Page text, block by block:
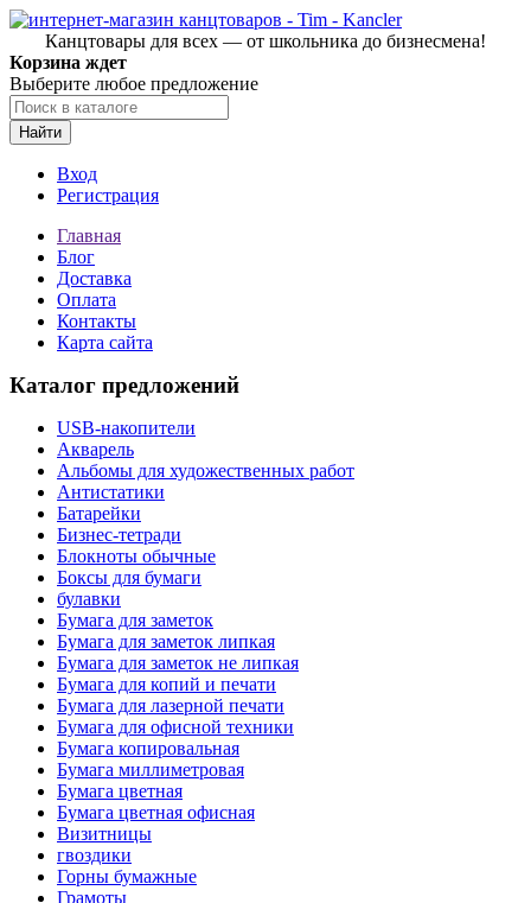
Канцтовары для всех — от школьника до бизнесмена!
Корзина ждет
Выберите любое предложение
Найти
Вход
Регистрация
Главная
Блог
Доставка
Оплата
Контакты
Карта сайта
Каталог предложений
USB-накопители
Акварель
Альбомы для художественных работ
Антистатики
Батарейки
Бизнес-тетради
Блокноты обычные
Боксы для бумаги
булавки
Бумага для заметок
Бумага для заметок липкая
Бумага для заметок не липкая
Бумага для копий и печати
Бумага для лазерной печати
Бумага для офисной техники
Бумага копировальная
Бумага миллиметровая
Бумага цветная
Бумага цветная офисная
Визитницы
гвоздики
Горны бумажные
Грамоты